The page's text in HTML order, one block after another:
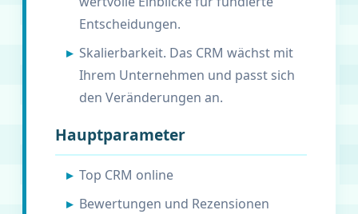
Entscheidungen.
Skalierbarkeit. Das CRM wächst mit
Ihrem Unternehmen und passt sich
den Veränderungen an.
Hauptparameter
Top CRM online
Bewertungen und Rezensionen